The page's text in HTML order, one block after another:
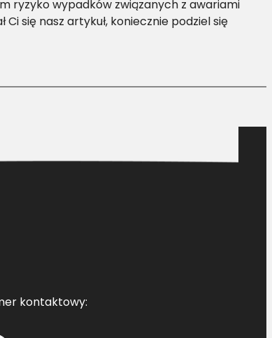
ryzyko wypadków związanych z awariami
się nasz artykuł, koniecznie podziel się
kontaktowy: